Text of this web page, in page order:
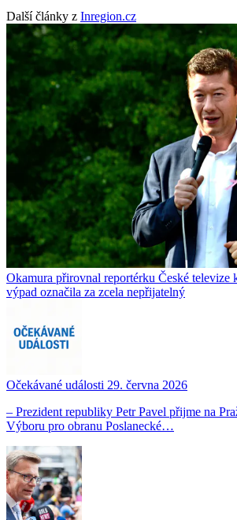
Další články z Inregion.cz
Okamura přirovnal reportérku České televize
výpad označila za zcela nepřijatelný
Očekávané události 29. června 2026
– Prezident republiky Petr Pavel přijme na
Výboru pro obranu Poslanecké…